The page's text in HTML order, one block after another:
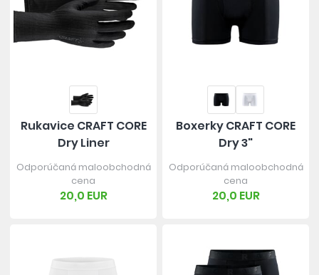
Rukavice CRAFT CORE
Dry Liner
Odporúčaná maloobchodná
cena
20,0 EUR
Boxerky CRAFT CORE
Dry 3"
Odporúčaná maloobchodná
cena
20,0 EUR